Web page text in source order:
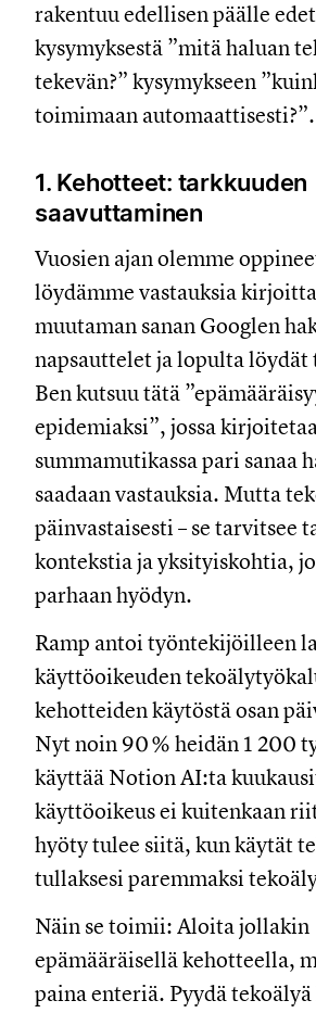
rakentuu edellisen päälle
kysymyksestä ”mitä haluan
tekevän?” kysymykseen
toimimaan automaattisesti?”.
1. Kehotteet: tarkkuuden
saavuttaminen
Vuosien ajan olemme
löydämme vastauksia
muutaman sanan Googlen
napsauttelet ja lopulta löydät
Ben kutsuu tätä
epidemiaksi”, jossa
summamutikassa pari sanaa
saadaan vastauksia. Mutta
päinvastaisesti – se tarvitsee
kontekstia ja yksityiskohtia,
parhaan hyödyn.
Ramp antoi työntekijöilleen
käyttöoikeuden
kehotteiden käytöstä osan
Nyt noin 90 % heidän 1 200
käyttää Notion AI:ta
käyttöoikeus ei kuitenkaan
hyöty tulee siitä, kun käytät
tullaksesi paremmaksi
Näin se toimii: Aloita jollakin
epämääräisellä kehotteella,
paina enteriä. Pyydä